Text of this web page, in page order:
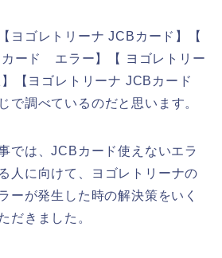
ヨゴレトリーナ JCBカード】【
ード エラー】【 ヨゴレトリー
【ヨゴレトリーナ JCBカード
で調べているのだと思います。
では、JCBカード使えないエラ
人に向けて、ヨゴレトリーナの
ーが発生した時の解決策をいく
だきました。